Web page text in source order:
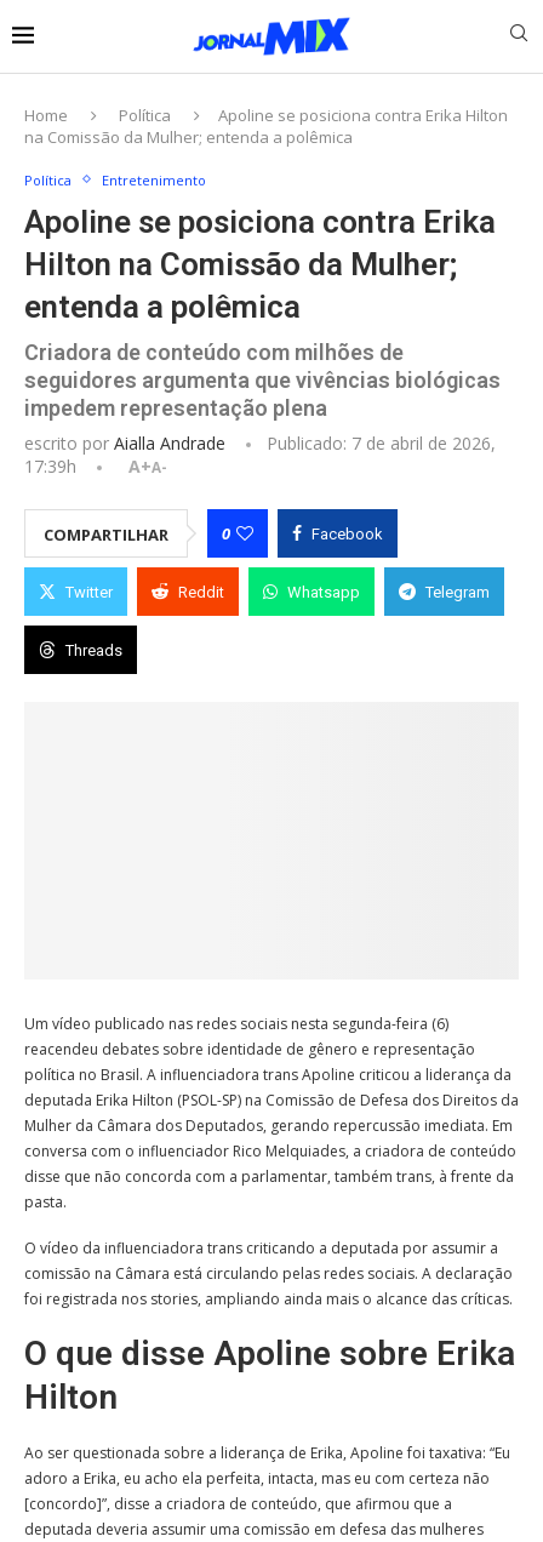
Home Política
Apoline se posiciona contra Erika Hilton
na Comissão da Mulher; entenda a polêmica
Política Entretenimento
Apoline se posiciona contra Erika
Hilton na Comissão da Mulher;
entenda a polêmica
Criadora de conteúdo com milhões de
seguidores argumenta que vivências biológicas
impedem representação plena
escrito por Aialla Andrade Publicado: 7 de abril de 2026,
17:39h
A+A-
COMPARTILHAR 0 Facebook
Twitter Reddit Whatsapp Telegram
Threads
Um vídeo publicado nas redes sociais nesta segunda-feira (6)
reacendeu debates sobre identidade de gênero e representação
política no Brasil. A influenciadora trans Apoline criticou a liderança da
deputada Erika Hilton (PSOL-SP) na Comissão de Defesa dos Direitos da
Mulher da Câmara dos Deputados, gerando repercussão imediata. Em
conversa com o influenciador Rico Melquiades, a criadora de conteúdo
disse que não concorda com a parlamentar, também trans, à frente da
pasta.
O vídeo da influenciadora trans criticando a deputada por assumir a
comissão na Câmara está circulando pelas redes sociais. A declaração
foi registrada nos stories, ampliando ainda mais o alcance das críticas.
O que disse Apoline sobre Erika
Hilton
Ao ser questionada sobre a liderança de Erika, Apoline foi taxativa: “Eu
adoro a Erika, eu acho ela perfeita, intacta, mas eu com certeza não
[concordo]”, disse a criadora de conteúdo, que afirmou que a
deputada deveria assumir uma comissão em defesa das mulheres